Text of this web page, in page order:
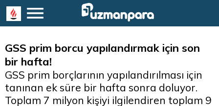
GSS prim borcu yapılandırmak için son
bir hafta!
GSS prim borçlarının yapılandırılması için
tanınan ek süre bir hafta sonra doluyor.
Toplam 7 milyon kişiyi ilgilendiren toplam 9